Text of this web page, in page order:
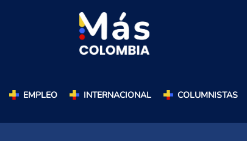
EMPLEO INTERNACIONAL COLUMNISTAS